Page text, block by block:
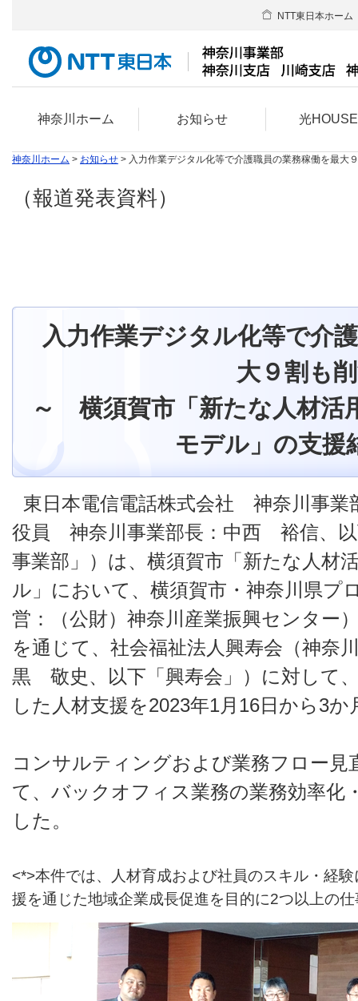
神奈川ホーム お知らせ 光HOUSE
NTT東日本ホーム
神奈川ホーム > お知らせ > 入力作業デジタル化等で介護職員の業務稼働を最大
（報道発表資料）
入力作業デジタル化等で介
大９割も
～ 横須賀市「新たな人材活
モデル」の支
東日本電信電話株式会社 神奈川事業
役員 神奈川事業部長：中西 裕信、
事業部」）は、横須賀市「新たな人材
ル」において、横須賀市・神奈川県プ
営：（公財）神奈川産業振興センター
を通じて、社会福祉法人興寿会（神奈
黒 敬史、以下「興寿会」）に対して
した人材支援を2023年1月16日から3
コンサルティングおよび業務フロー見
て、バックオフィス業務の業務効率化
した。
<*>本件では、人材育成および社員のスキル・経
援を通じた地域企業成長促進を目的に2つ以上の